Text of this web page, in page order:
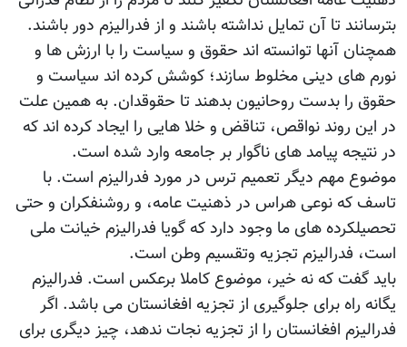
بترسانند تا آن تمایل نداشته باشند و از فدرالیزم دور باشند.
همچنان آنها توانسته اند حقوق و سیاست را با ارزش ها و
نورم های دینی مخلوط سازند؛ کوشش کرده اند سیاست و
حقوق را بدست روحانیون بدهند تا حقوقدان. به همین علت
در این روند نواقص، تناقض و خلا هایی را ایجاد کرده اند که
در نتیجه پیامد های ناگوار بر جامعه وارد شده است.
موضوع مهم دیگر تعمیم ترس در مورد فدرالیزم است. با
تاسف که نوعی هراس در ذهنیت عامه، و روشنفکران و حتی
تحصیلکرده های ما وجود دارد که گویا فدرالیزم خیانت ملی
است، فدرالیزم تجزیه وتقسیم وطن است.
باید گفت که نه خیر، موضوع کاملا برعکس است. فدرالیزم
یگانه راه برای جلوگیری از تجزیه افغانستان می باشد. اگر
فدرالیزم افغانستان را از تجزیه نجات ندهد، چیز دیگری برای